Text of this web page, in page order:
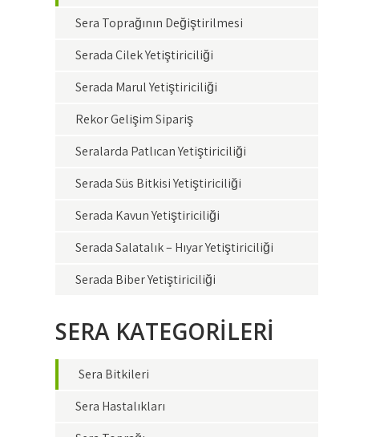
Sera Toprağının Değiştirilmesi
Serada Çilek Yetiştiriciliği
Serada Marul Yetiştiriciliği
Rekor Gelişim Sipariş
Seralarda Patlıcan Yetiştiriciliği
Serada Süs Bitkisi Yetiştiriciliği
Serada Kavun Yetiştiriciliği
Serada Salatalık – Hıyar Yetiştiriciliği
Serada Biber Yetiştiriciliği
SERA KATEGORİLERİ
Sera Bitkileri
Sera Hastalıkları